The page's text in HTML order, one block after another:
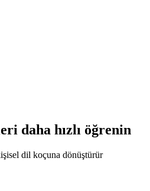
daha hızlı öğrenin
dil koçuna dönüştürür